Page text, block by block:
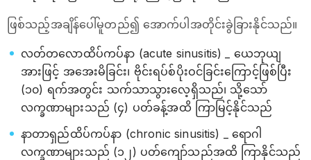
ဖြစ်သည့်အချိန်ပေါ်မူတည်၍ အောက်ပါအတိုင်းခွဲခြားနိုင်သည်။
လတ်တလောထိပ်ကပ်နာ (acute sinusitis) _ ယေဘုယျ
အားဖြင့် အအေးမိခြင်း၊ ဗိုင်းရပ်စ်ပိုးဝင်ခြင်းကြောင့်ဖြစ်ပြီး
(၁၀) ရက်အတွင်း သက်သာသွားလေ့ရှိသည်၊ သို့သော်
လက္ခဏာများသည် (၄) ပတ်ခန့်အထိ ကြာမြင့်နိုင်သည်
နာတာရှည်ထိပ်ကပ်နာ (chronic sinusitis) _ ရောဂါ
လက္ခဏာများသည် (၁၂) ပတ်ကျော်သည်အထိ ကြာနိုင်သည်